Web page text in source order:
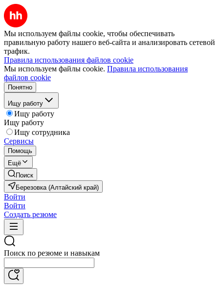
Мы используем файлы cookie, чтобы обеспечивать
правильную работу нашего веб-сайта и анализировать сетевой
трафик.
Правила использования файлов cookie
Мы используем файлы cookie. Правила использования
файлов cookie
Понятно
Ищу работу
Ищу работу
Ищу работу
Ищу сотрудника
Сервисы
Помощь
Ещё
Поиск
Березовка (Алтайский край)
Войти
Войти
Создать резюме
Поиск по резюме и навыкам